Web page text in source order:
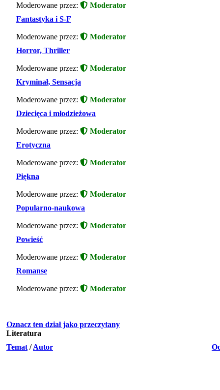
Moderowane przez:
Moderator
Fantastyka i S-F
Moderowane przez:
Moderator
Horror, Thriller
Moderowane przez:
Moderator
Kryminał, Sensacja
Moderowane przez:
Moderator
Dziecięca i młodzieżowa
Moderowane przez:
Moderator
Erotyczna
Moderowane przez:
Moderator
Piękna
Moderowane przez:
Moderator
Popularno-naukowa
Moderowane przez:
Moderator
Powieść
Moderowane przez:
Moderator
Romanse
Moderowane przez: Moderator
Oznacz ten dział jako przeczytany
Literatura
Temat /Autor